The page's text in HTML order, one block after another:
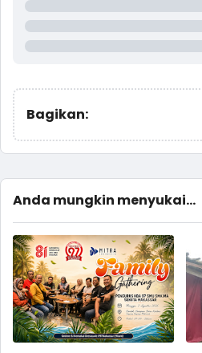
Bagikan:
Anda mungkin menyukai
postingan ini